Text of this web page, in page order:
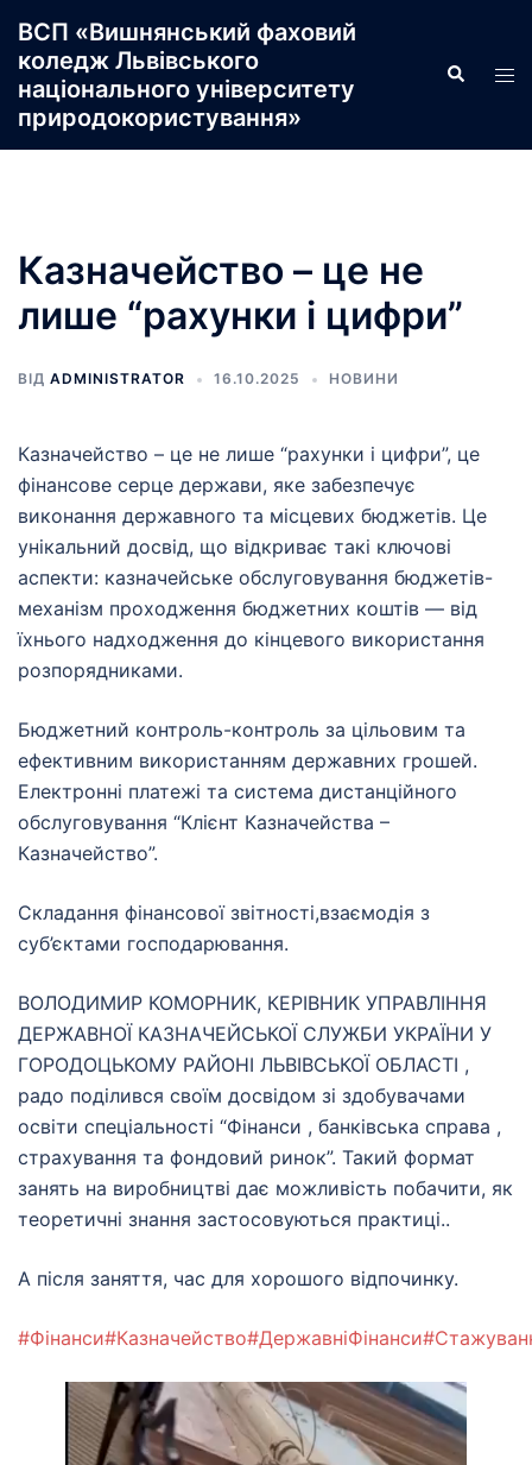
до
вмісту
ВСП «Вишнянський фаховий
коледж Львівського
національного університету
природокористування»
Пошук
Казначейство – це не
лише “рахунки і цифри”
ВІД ADMINISTRATOR 16.10.2025 НОВИНИ
Казначейство – це не лише “рахунки і цифри”, це
фінансове серце держави, яке забезпечує
виконання державного та місцевих бюджетів. Це
унікальний досвід, що відкриває такі ключові
аспекти: казначейське обслуговування бюджетів-
механізм проходження бюджетних коштів — від
їхнього надходження до кінцевого використання
розпорядниками.
Бюджетний контроль-контроль за цільовим та
ефективним використанням державних грошей.
Електронні платежі та система дистанційного
обслуговування “Клієнт Казначейства –
Казначейство”.
Складання фінансової звітності,взаємодія з
суб’єктами господарювання.
ВОЛОДИМИР КОМОРНИК, КЕРІВНИК УПРАВЛІННЯ
ДЕРЖАВНОЇ КАЗНАЧЕЙСЬКОЇ СЛУЖБИ УКРАЇНИ У
ГОРОДОЦЬКОМУ РАЙОНІ ЛЬВІВСЬКОЇ ОБЛАСТІ ,
радо поділився своїм досвідом зі здобувачами
освіти спеціальності “Фінанси , банківська справа ,
страхування та фондовий ринок”. Такий формат
занять на виробництві дає можливість побачити, як
теоретичні знання застосовуються практиці..
А після заняття, час для хорошого відпочинку.
#Фінанси#Казначейство#ДержавніФінанси